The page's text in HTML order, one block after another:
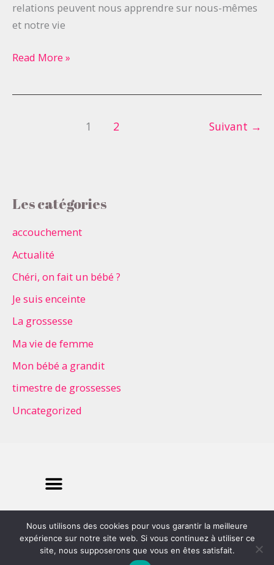
relations peuvent nous apprendre sur nous-mêmes
et notre vie
Read More »
1 2 Suivant →
Les catégories
accouchement
Actualité
Chéri, on fait un bébé ?
Je suis enceinte
La grossesse
Ma vie de femme
Mon bébé a grandit
timestre de grossesses
Uncategorized
Copyright © 2021 Maman 4 étoiles
Nous utilisons des cookies pour vous garantir la meilleure
expérience sur notre site web. Si vous continuez à utiliser ce
site, nous supposerons que vous en êtes satisfait.